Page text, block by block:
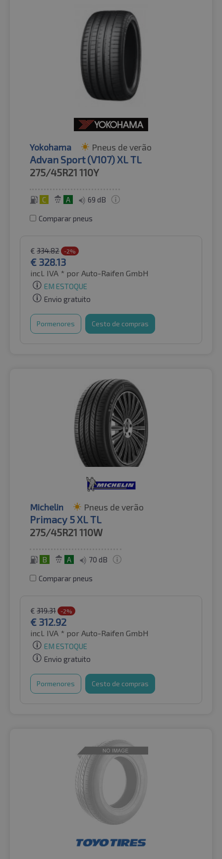
Yokohama Pneus de verão
Advan Sport (V107) XL TL
275/45R21 110Y
C A 69 dB
Comparar pneus
€ 334.82 -2%
€ 328.13
incl. IVA * por Auto-Raifen GmbH
EM ESTOQUE
Envio gratuito
Pormenores Cesto de compras
Michelin Pneus de verão
Primacy 5 XL TL
275/45R21 110W
B A 70 dB
Comparar pneus
€ 319.31 -2%
€ 312.92
incl. IVA * por Auto-Raifen GmbH
EM ESTOQUE
Envio gratuito
Pormenores Cesto de compras